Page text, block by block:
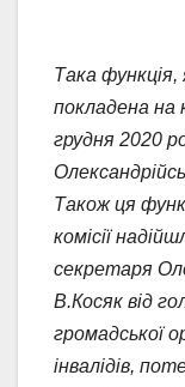
Така функція,
покладена на
грудня 2020
Також ця
комісії
секретаря
В.Косяк від
громадської
інвалідів,